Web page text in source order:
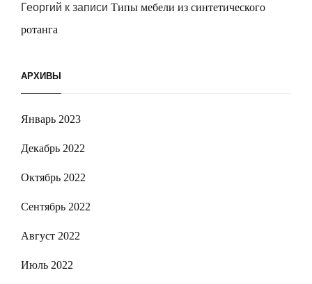
Георгий к записи Типы мебели из синтетического
ротанга
АРХИВЫ
Январь 2023
Декабрь 2022
Октябрь 2022
Сентябрь 2022
Август 2022
Июль 2022